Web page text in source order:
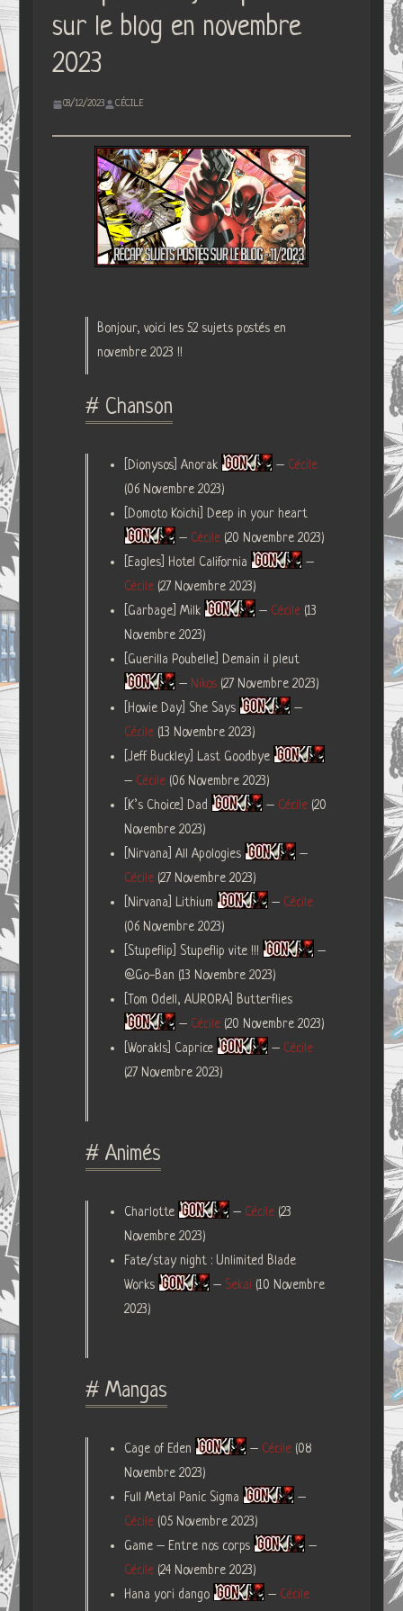
sur le blog en novembre
2023
03/12/2023 CÉCILE
Bonjour, voici les 52 sujets postés en
novembre 2023 !!
# Chanson
[Dionysos] Anorak – Cécile
(06 Novembre 2023)
[Domoto Koichi] Deep in your heart
– Cécile(20 Novembre 2023)
[Eagles] Hotel California
–
Cécile(27 Novembre 2023)
[Garbage] Milk
– Cécile(13
Novembre 2023)
[Guerilla Poubelle] Demain il pleut
– Nikos(27 Novembre 2023)
[Howie Day] She Says
–
Cécile(13 Novembre 2023)
[Jeff Buckley] Last Goodbye
– Cécile(06 Novembre 2023)
[K’s Choice] Dad
– Cécile(20
Novembre 2023)
[Nirvana] All Apologies
–
Cécile(27 Novembre 2023)
[Nirvana] Lithium
– Cécile
(06 Novembre 2023)
[Stupeflip] Stupeflip vite !!!
–
@Go-Ban (13 Novembre 2023)
[Tom Odell, AURORA] Butterflies
– Cécile(20 Novembre 2023)
[Worakls] Caprice
– Cécile
(27 Novembre 2023)
# Animés
Charlotte – Cécile(23
Novembre 2023)
Fate/stay night : Unlimited Blade
Works
– Sekai (10 Novembre
2023)
# Mangas
Cage of Eden – Cécile(08
Novembre 2023)
Full Metal Panic Sigma
–
Cécile(05 Novembre 2023)
Game – Entre nos corps
–
Cécile(24 Novembre 2023)
Hana yori dango
– Cécile